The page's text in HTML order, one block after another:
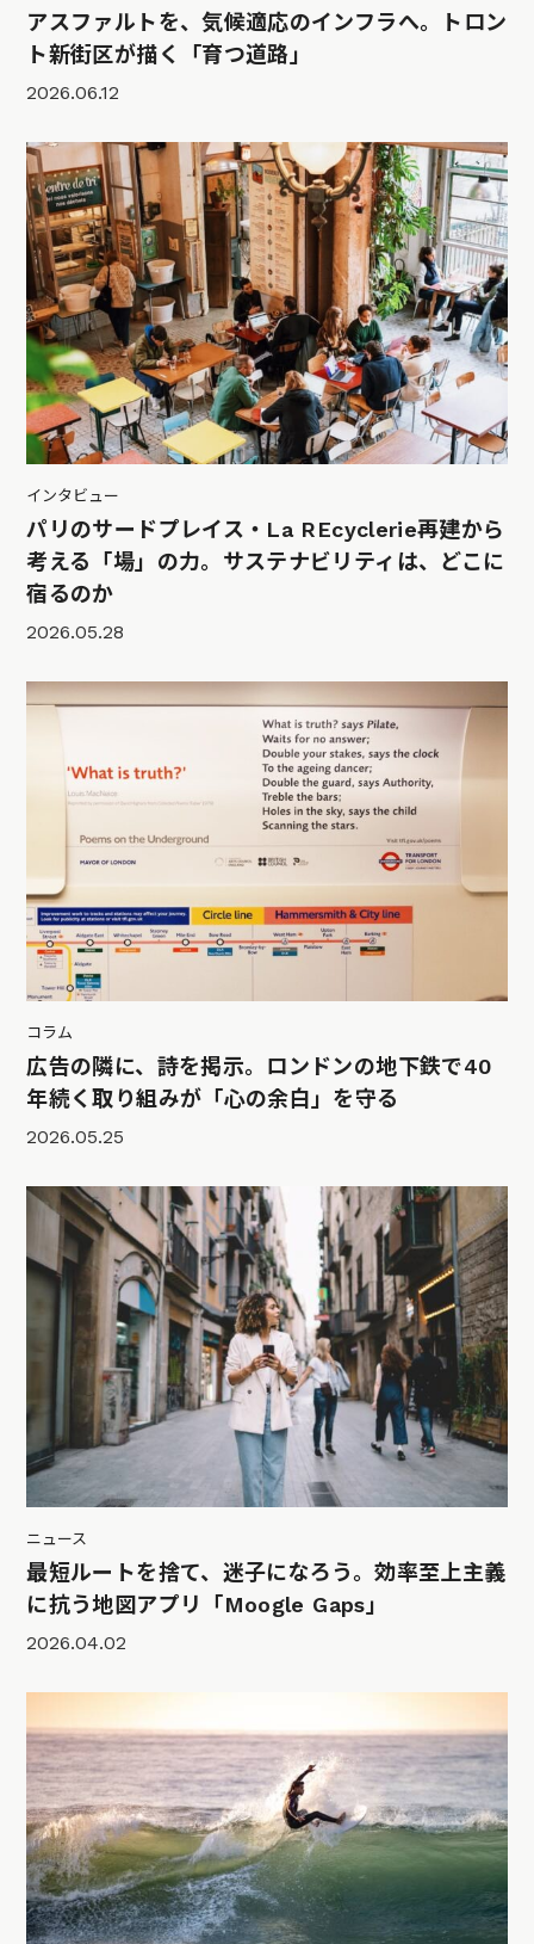
アスファルトを、気候適応のインフラへ。トロン
ト新街区が描く「育つ道路」
2026.06.12
インタビュー
パリのサードプレイス・La REcyclerie再建から
考える「場」の力。サステナビリティは、どこに
宿るのか
2026.05.28
コラム
広告の隣に、詩を掲示。ロンドンの地下鉄で40
年続く取り組みが「心の余白」を守る
2026.05.25
ニュース
最短ルートを捨て、迷子になろう。効率至上主義
に抗う地図アプリ「Moogle Gaps」
2026.04.02